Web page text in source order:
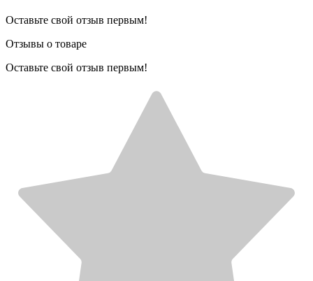
Оставьте свой отзыв первым!
Отзывы о товаре
Оставьте свой отзыв первым!